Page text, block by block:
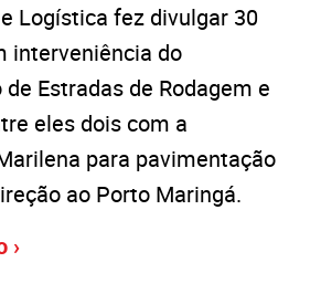
Logística fez divulgar 30
interveniência do
Estradas de Rodagem e
eles dois com a
para pavimentação
ao Porto Maringá.
›